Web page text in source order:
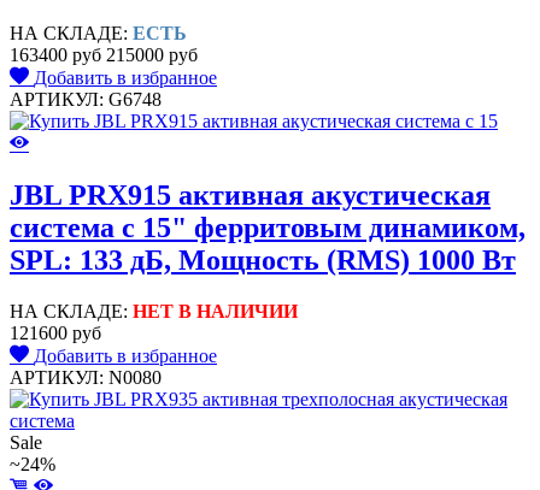
НА СКЛАДЕ: ЕСТЬ
163400 руб 215000 руб
Добавить в избранное
АРТИКУЛ: G6748
JBL PRX915 активная акустическая
система с 15" ферритовым динамиком,
SPL: 133 дБ, Мощность (RMS) 1000 Вт
НА СКЛАДЕ: НЕТ В НАЛИЧИИ
121600 руб
Добавить в избранное
АРТИКУЛ: N0080
Sale
~24%